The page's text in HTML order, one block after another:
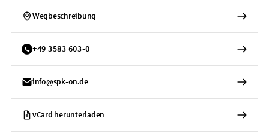
Wegbeschreibung
+49 3583 603-0
info@spk-on.de
vCard herunterladen